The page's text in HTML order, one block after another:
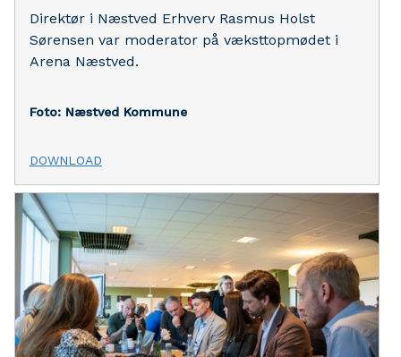
Direktør i Næstved Erhverv Rasmus Holst
Sørensen var moderator på væksttopmødet i
Arena Næstved.
Foto: Næstved Kommune
DOWNLOAD